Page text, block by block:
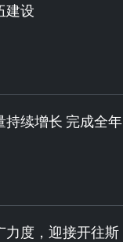
建设
持续增长 完成全年
力度，迎接开往斯